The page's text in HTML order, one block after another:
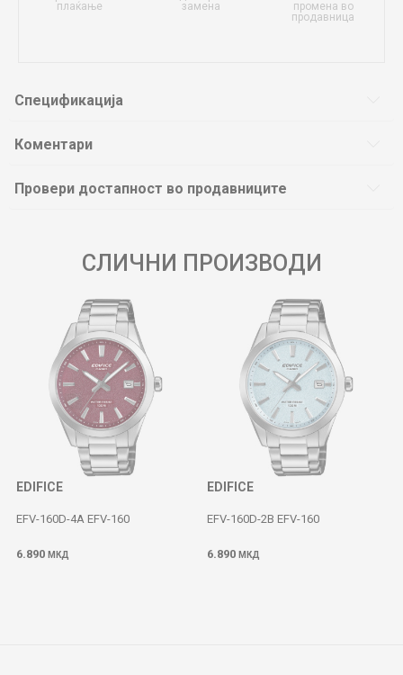
плаќање
замена
промена во
продавница
Спецификација
Коментари
Провери достапност во продавниците
СЛИЧНИ ПРОИЗВОДИ
EDIFICE
EFV-160D-4A EFV-160
6.890 МКД
EDIFICE
EFV-160D-2B EFV-160
6.890 МКД